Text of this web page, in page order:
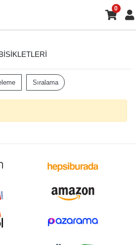
0
Sıralama